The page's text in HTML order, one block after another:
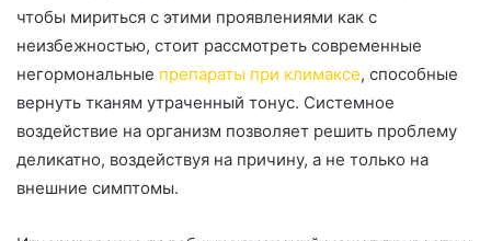
чтобы мириться с этими проявлениями как с
неизбежностью, стоит рассмотреть современные
негормональные препараты при климаксе, способные
вернуть тканям утраченный тонус. Системное
воздействие на организм позволяет решить проблему
деликатно, воздействуя на причину, а не только на
внешние симптомы.